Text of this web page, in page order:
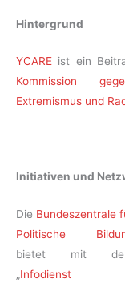
Hintergrund
YCARE ist ein
Kommission
Extremismus und
Initiativen und
Die Bundeszentrale
Politische
bietet mit
„ Infodienst